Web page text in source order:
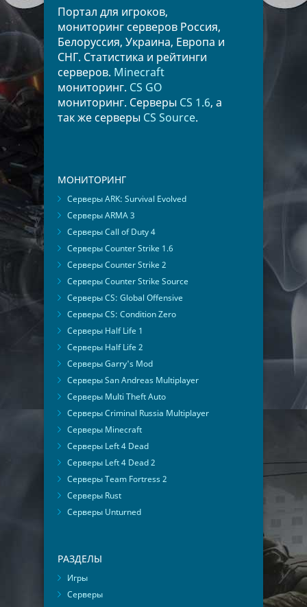
Портал для игроков,
мониторинг серверов Россия,
Белоруссия, Украина, Европа и
СНГ. Статистика и рейтинги
серверов. Minecraft
мониторинг. CS GO
мониторинг. Серверы CS 1.6, а
так же серверы CS Source.
МОНИТОРИНГ
Серверы ARK: Survival Evolved
Серверы ARMA 3
Серверы Call of Duty 4
Серверы Counter Strike 1.6
Серверы Counter Strike 2
Серверы Counter Strike Source
Серверы CS: Global Offensive
Серверы CS: Condition Zero
Серверы Half Life 1
Серверы Half Life 2
Серверы Garry's Mod
Серверы San Andreas Multiplayer
Серверы Multi Theft Auto
Серверы Criminal Russia Multiplayer
Серверы Minecraft
Серверы Left 4 Dead
Серверы Left 4 Dead 2
Серверы Team Fortress 2
Серверы Rust
Серверы Unturned
РАЗДЕЛЫ
Игры
Серверы